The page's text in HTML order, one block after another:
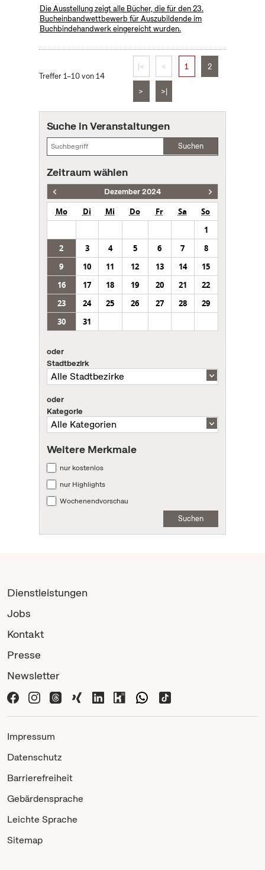
Die Ausstellung zeigt alle Bücher, die für den 23.
Bucheinbandwettbewerb für Auszubildende im
Buchbindehandwerk eingereicht wurden.
Treffer 1–10 von 14
|< < 1 2
> >|
Suche in Veranstaltungen
Suchen
Zeitraum wählen
Dezember 2024
Mo Di Mi Do Fr Sa
So
1
2
3 4 5 6 7
8
9
10 11 12 13 14
15
16
17 18 19 20 21
22
23
24 25 26 27 28
29
30
31
oder
Stadtbezirk
oder
Kategorie
Weitere Merkmale
nur kostenlos
nur Highlights
Wochenendvorschau
Suchen
Dienstleistungen
Jobs
Kontakt
Presse
Newsletter
Impressum
Datenschutz
Barrierefreiheit
Gebärdensprache
Leichte Sprache
Sitemap